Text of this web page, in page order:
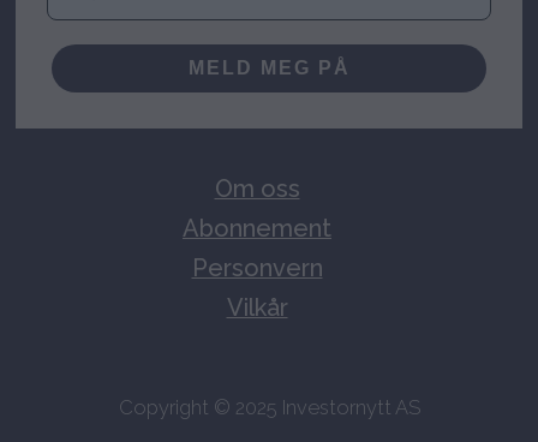
MELD MEG PÅ
Om oss
Abonnement
Personvern
Vilkår
Copyright © 2025 Investornytt AS